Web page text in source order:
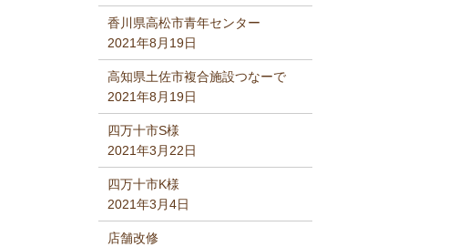
香川県高松市青年センター
2021年8月19日
高知県土佐市複合施設つなーで
2021年8月19日
四万十市S様
2021年3月22日
四万十市K様
2021年3月4日
店舗改修